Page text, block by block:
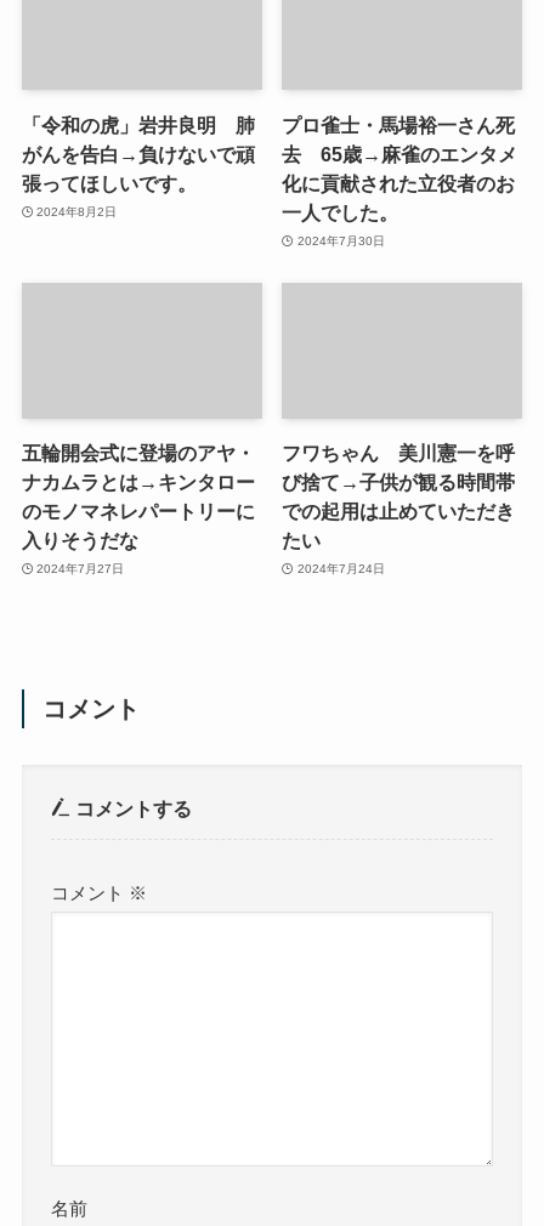
「令和の虎」岩井良明 肺
がんを告白→負けないで頑
張ってほしいです。
2024年8月2日
プロ雀士・馬場裕一さん死
去 65歳→麻雀のエンタメ
化に貢献された立役者のお
一人でした。
2024年7月30日
五輪開会式に登場のアヤ・
ナカムラとは→キンタロー
のモノマネレパートリーに
入りそうだな
2024年7月27日
フワちゃん 美川憲一を呼
び捨て→子供が観る時間帯
での起用は止めていただき
たい
2024年7月24日
コメント
コメントする
コメント ※
名前